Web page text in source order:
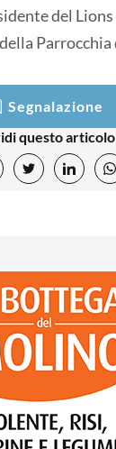
del Lions
Parrocchia
Segnalazione
questo articolo